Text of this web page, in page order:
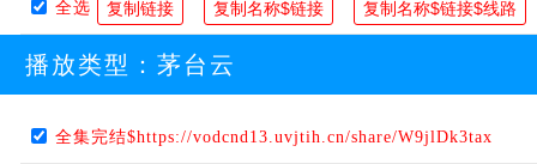
全选
播放类型： 茅台云
全集完结$https://vodcnd13.uvjtih.cn/share/W9jlDk3tax